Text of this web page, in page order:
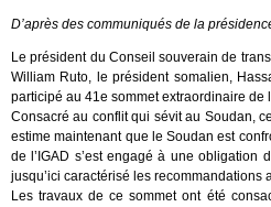
D’après des communiqués de la
Le président du Conseil souverain de
William Ruto, le président somalien,
participé au 41e sommet extraordinaire de
Consacré au conflit qui sévit au Soudan,
estime maintenant que le Soudan est
de l’IGAD s’est engagé à une
jusqu’ici caractérisé les
Les travaux de ce sommet ont été